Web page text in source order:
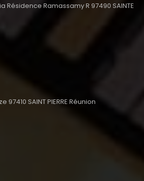
Résidence Ramassamy R 97490 SAINTE
97410 SAINT PIERRE Réunion